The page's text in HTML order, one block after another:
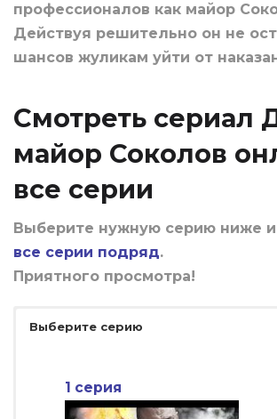
профессионалов как майор
Действуя решительно он не
шансов жуликам уйти от
Смотреть сериал
майор Соколов
все серии
Выберите нужную серию ниже
все серии подряд.
Приятного просмотра!
Выберите серию
1 серия